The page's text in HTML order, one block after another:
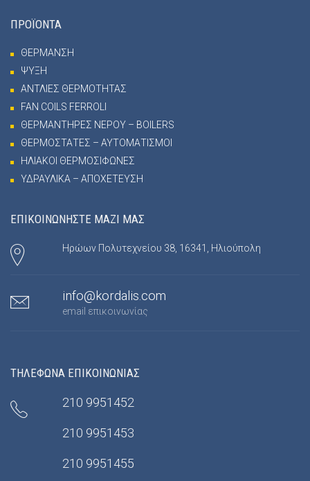
ΠΡΟΪΟΝΤΑ
ΘΕΡΜΑΝΣΗ
ΨΥΞΗ
ΑΝΤΛΙΕΣ ΘΕΡΜΟΤΗΤΑΣ
FAN COILS FERROLI
ΘΕΡΜΑΝΤΗΡΕΣ ΝΕΡΟΥ – BOILERS
ΘΕΡΜΟΣΤΑΤΕΣ – ΑΥΤΟΜΑΤΙΣΜΟΙ
ΗΛΙΑΚΟΙ ΘΕΡΜΟΣΙΦΩΝΕΣ
ΥΔΡΑΥΛΙΚΑ – ΑΠΟΧΕΤΕΥΣΗ
ΕΠΙΚΟΙΝΩΝΗΣΤΕ ΜΑΖΙ ΜΑΣ
Ηρώων Πολυτεχνείου 38, 16341, Ηλιούπολη
info@kordalis.com
email επικοινωνίας
ΤΗΛΕΦΩΝΑ ΕΠΙΚΟΙΝΩΝΙΑΣ
210 9951452
210 9951453
210 9951455